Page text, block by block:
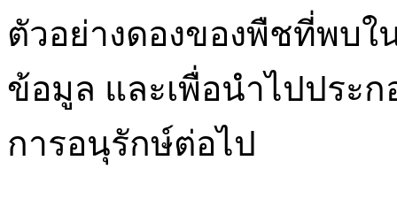
ตัวอย่างดองของพืชที่พบใ
ข้อมูล และเพื่อนำไปประ
การอนุรักษ์ต่อไป